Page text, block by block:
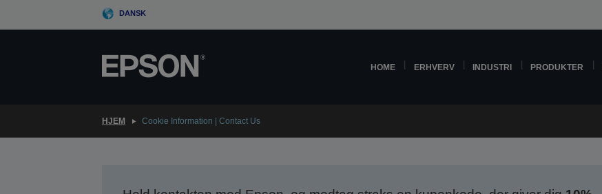
DANSK
HOME ERHVERV INDUSTRI PRODUKTER
HJEM Cookie Information | Contact Us